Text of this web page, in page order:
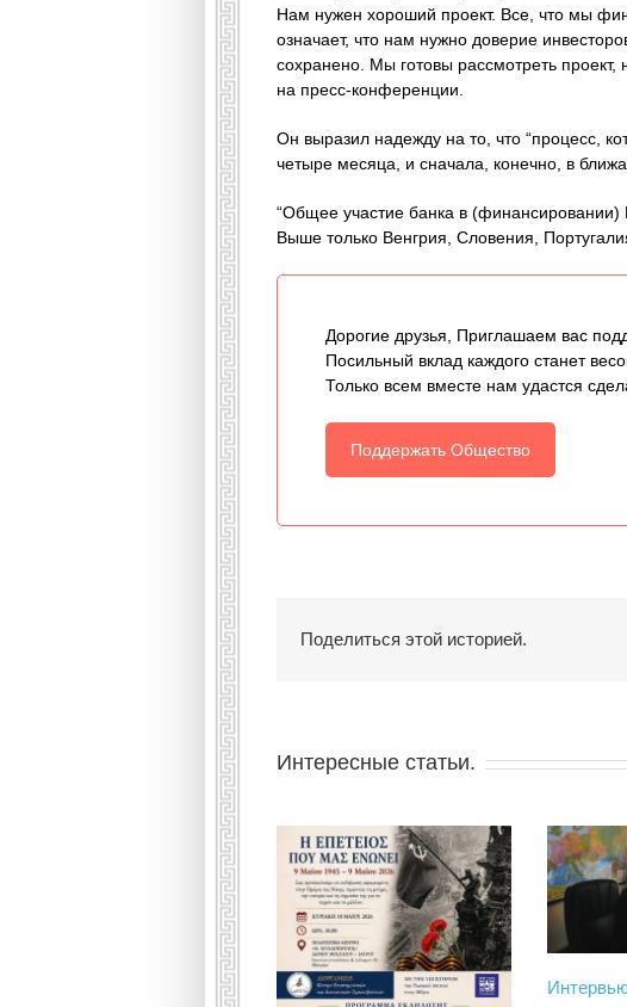
Нам нужен хороший проект. Все, что мы
означает, что нам нужно доверие
сохранено. Мы готовы рассмотреть
на пресс-конференции.
Он выразил надежду на то, что “процесс,
четыре месяца, и сначала, конечно, в
“Общее участие банка в
Выше только Венгрия, Словения,
Дорогие друзья, Приглашаем вас
Посильный вклад каждого станет
Только всем вместе нам удастся
Поддержать Общество
Поделиться этой историей.
Интересные статьи.